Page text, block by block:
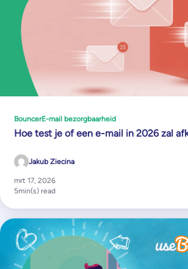
BouncerE-mail bezorgbaarheid
Hoe test je of een e-mail in 2026 zal
Jakub Ziecina
mrt 17, 2026
5min(s) read